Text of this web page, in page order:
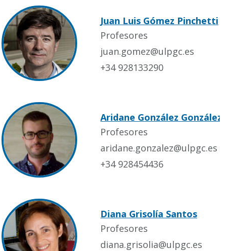
Juan Luis Gómez Pinchetti
Profesores
juan.gomez@ulpgc.es
+34 928133290
Aridane González González
Profesores
aridane.gonzalez@ulpgc.es
+34 928454436
Diana Grisolía Santos
Profesores
diana.grisolia@ulpgc.es